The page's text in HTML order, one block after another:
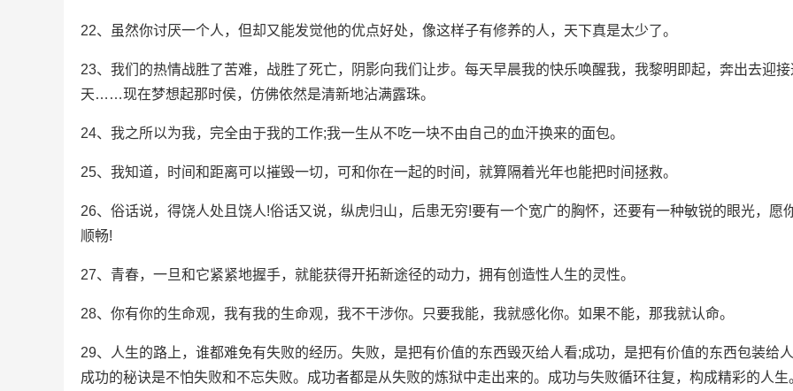
22、虽然你讨厌一个人，但却又能发觉他的优点好处，像这样子有修养的人，天下真是太少了。
23、我们的热情战胜了苦难，战胜了死亡，阴影向我们让步。每天早晨我的快乐唤醒我，我黎明即起，奔出去迎
天……现在梦想起那时侯，仿佛依然是清新地沾满露珠。
24、我之所以为我，完全由于我的工作;我一生从不吃一块不由自己的血汗换来的面包。
25、我知道，时间和距离可以摧毁一切，可和你在一起的时间，就算隔着光年也能把时间拯救。
26、俗话说，得饶人处且饶人!俗话又说，纵虎归山，后患无穷!要有一个宽广的胸怀，还要有一种敏锐的眼光，愿
顺畅!
27、青春，一旦和它紧紧地握手，就能获得开拓新途径的动力，拥有创造性人生的灵性。
28、你有你的生命观，我有我的生命观，我不干涉你。只要我能，我就感化你。如果不能，那我就认命。
29、人生的路上，谁都难免有失败的经历。失败，是把有价值的东西毁灭给人看;成功，是把有价值的东西包装给人
成功的秘诀是不怕失败和不忘失败。成功者都是从失败的炼狱中走出来的。成功与失败循环往复，构成精彩的人生